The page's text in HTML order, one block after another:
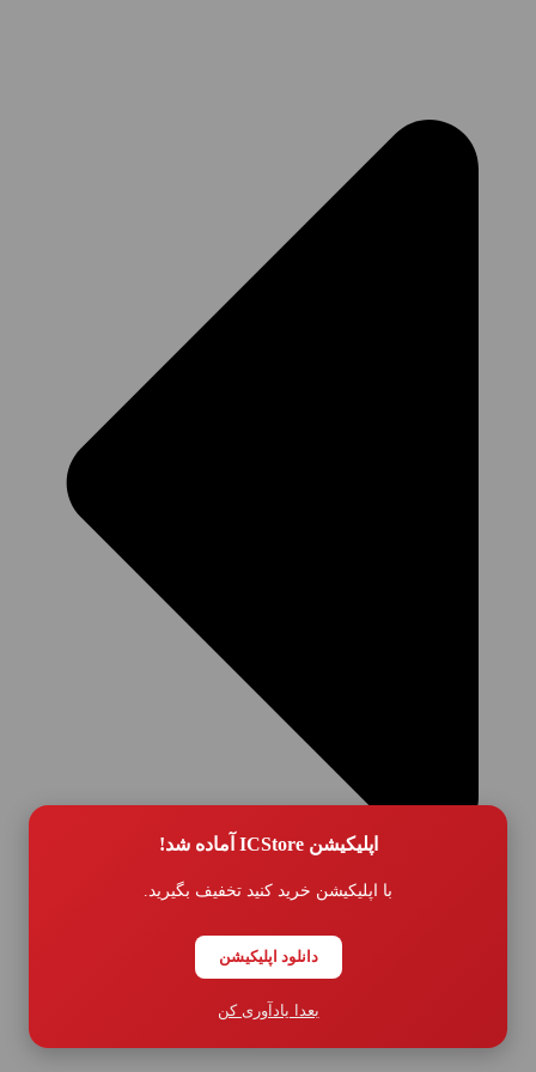
اپلیکیشن ICStore آماده شد!
با اپلیکیشن خرید کنید تخفیف بگیرید.
دانلود اپلیکیشن
بعدا یادآوری کن